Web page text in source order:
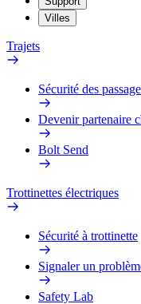
Villes
Trajets
Sécurité des
Devenir partenaire
Bolt Send
Trottinettes électriques
Sécurité à trottinette
Signaler un
Safety Lab